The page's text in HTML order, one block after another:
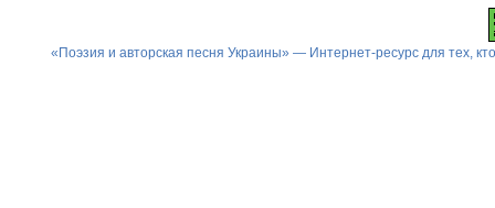
«Поэзия и авторская песня Украины» — Интернет-ресурс для тех,